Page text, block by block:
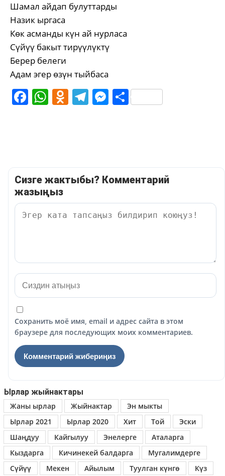
Шамал айдап булуттарды
Назик ыргаса
Көк асманды күн ай нурласа
Сүйүү бакыт тирүүлүктү
Берер белеги
Адам эгер өзүн тыйбаса
Facebook
WhatsApp
Odnoklassniki
Telegram
Messenger
Share
Сизге жактыбы? Комментарий
жазыңыз
Сохранить моё имя, email и адрес сайта в этом
браузере для последующих моих комментариев.
Ырлар жыйнактары
Жаны ырлар
Жыйнактар
Эн мыкты
Ырлар 2021
Ырлар 2020 Хит Той
Эски
Шаңдуу
Кайгылуу Энелерге
Аталарга
Кыздарга
Кичинекей балдарга
Мугалимдерге
Сүйүү
Мекен Айылым Туулган күнгө Күз